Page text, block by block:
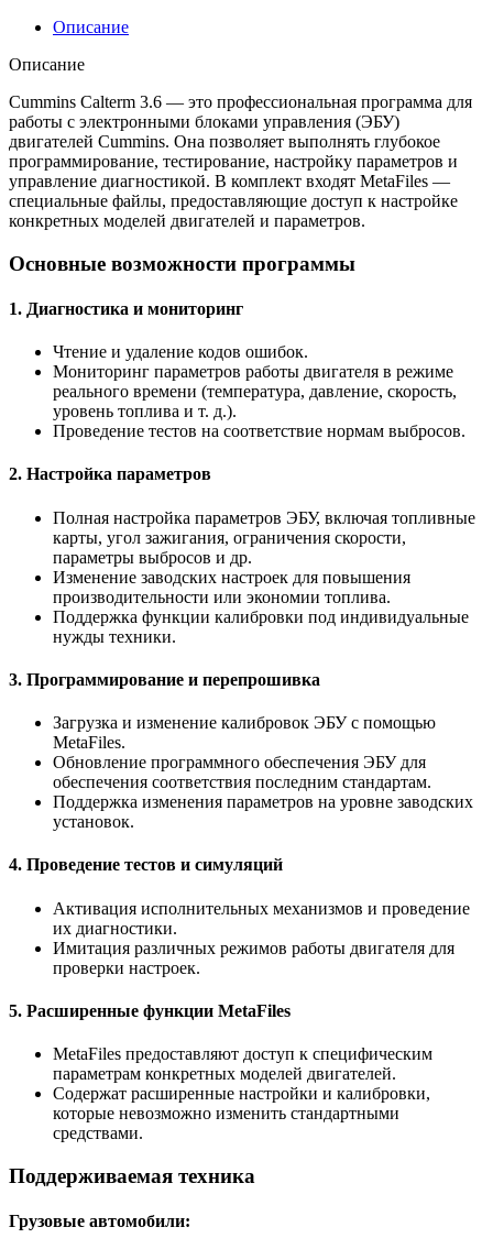
Описание
Описание
Cummins Calterm 3.6 — это профессиональная программа для
работы с электронными блоками управления (ЭБУ)
двигателей Cummins. Она позволяет выполнять глубокое
программирование, тестирование, настройку параметров и
управление диагностикой. В комплект входят MetaFiles —
специальные файлы, предоставляющие доступ к настройке
конкретных моделей двигателей и параметров.
Основные возможности программы
1. Диагностика и мониторинг
Чтение и удаление кодов ошибок.
Мониторинг параметров работы двигателя в режиме
реального времени (температура, давление, скорость,
уровень топлива и т. д.).
Проведение тестов на соответствие нормам выбросов.
2. Настройка параметров
Полная настройка параметров ЭБУ, включая топливные
карты, угол зажигания, ограничения скорости,
параметры выбросов и др.
Изменение заводских настроек для повышения
производительности или экономии топлива.
Поддержка функции калибровки под индивидуальные
нужды техники.
3. Программирование и перепрошивка
Загрузка и изменение калибровок ЭБУ с помощью
MetaFiles.
Обновление программного обеспечения ЭБУ для
обеспечения соответствия последним стандартам.
Поддержка изменения параметров на уровне заводских
установок.
4. Проведение тестов и симуляций
Активация исполнительных механизмов и проведение
их диагностики.
Имитация различных режимов работы двигателя для
проверки настроек.
5. Расширенные функции MetaFiles
MetaFiles предоставляют доступ к специфическим
параметрам конкретных моделей двигателей.
Содержат расширенные настройки и калибровки,
которые невозможно изменить стандартными
средствами.
Поддерживаемая техника
Грузовые автомобили: